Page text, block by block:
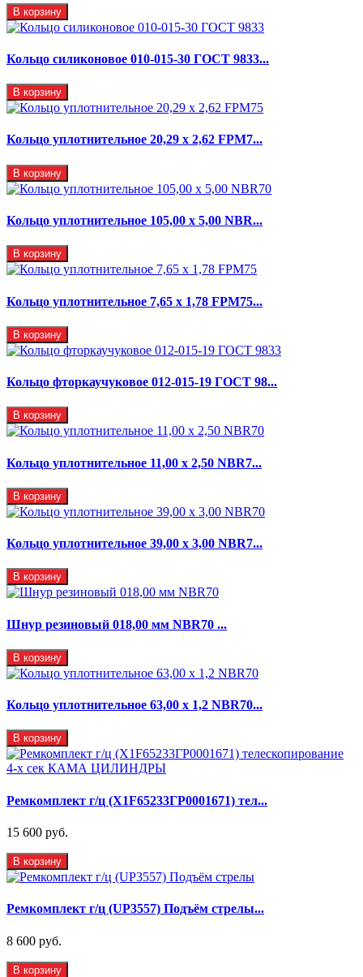
В корзину
Кольцо силиконовое 010-015-30 ГОСТ 9833...
В корзину
Кольцо уплотнительное 20,29 x 2,62 FPM7...
В корзину
Кольцо уплотнительное 105,00 х 5,00 NBR...
В корзину
Кольцо уплотнительное 7,65 x 1,78 FPM75...
В корзину
Кольцо фторкаучуковое 012-015-19 ГОСТ 98...
В корзину
Кольцо уплотнительное 11,00 х 2,50 NBR7...
В корзину
Кольцо уплотнительное 39,00 х 3,00 NBR7...
В корзину
Шнур резиновый 018,00 мм NBR70 ...
В корзину
Кольцо уплотнительное 63,00 х 1,2 NBR70...
В корзину
Ремкомплект г/ц (X1F65233ГР0001671) тел...
15 600 руб.
В корзину
Ремкомплект г/ц (UP3557) Подъём стрелы...
8 600 руб.
В корзину